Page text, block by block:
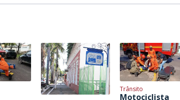
Trânsito
Motociclista